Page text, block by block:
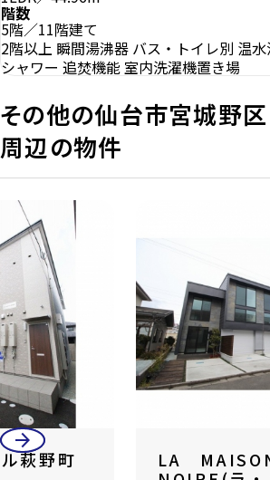
階数
5階／11階建て
2階以上 瞬間湯沸器 バス・トイレ別 温
シャワー 追焚機能 室内洗濯機置き場
その他の仙台市宮城野区
周辺の物件
arrow_back
arrow_forward
アスコット